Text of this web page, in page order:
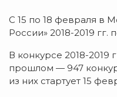
С 15 по 18 февраля в
России» 2018-2019
В конкурсе 2018-
прошлом — 947
из них стартует 15